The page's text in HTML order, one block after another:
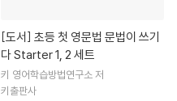
[도서]
다 Starter 1, 2 세트
키 영어학습방법연구소 저
키출판사